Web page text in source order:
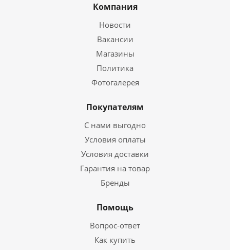
Компания
Новости
Вакансии
Магазины
Политика
Фотогалерея
Покупателям
С нами выгодно
Условия оплаты
Условия доставки
Гарантия на товар
Бренды
Помощь
Вопрос-ответ
Как купить